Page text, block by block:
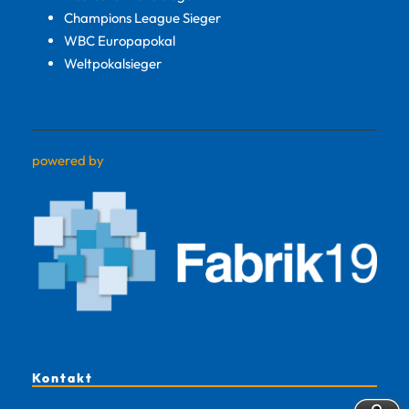
Champions League Sieger
WBC Europapokal
Weltpokalsieger
powered by
Kontakt